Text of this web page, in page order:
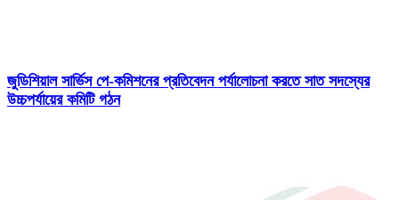
জুডিশিয়াল সার্ভিস পে-কমিশনের প্রতিবেদন পর্যালোচনা করতে সাত সদস্যের
উচ্চপর্যায়ের কমিটি গঠন